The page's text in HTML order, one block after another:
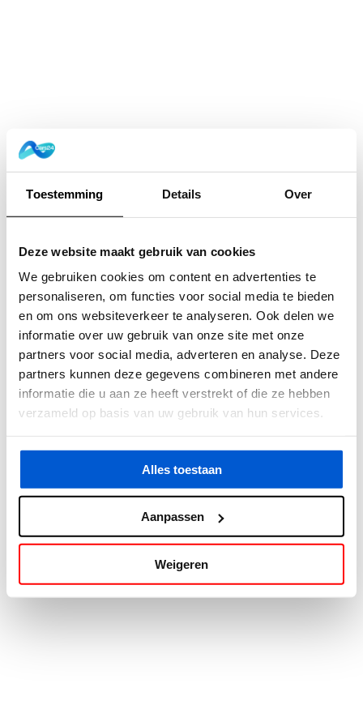
Toestemming Details Over
Deze website maakt gebruik van cookies
We gebruiken cookies om content en advertenties te
personaliseren, om functies voor social media te bieden
en om ons websiteverkeer te analyseren. Ook delen we
informatie over uw gebruik van onze site met onze
partners voor social media, adverteren en analyse. Deze
partners kunnen deze gegevens combineren met andere
informatie die u aan ze heeft verstrekt of die ze hebben
verzameld op basis van uw gebruik van hun services.
Alles toestaan
Aanpassen
Weigeren
Application error: a client-side exception has occurred while
loading www.cars24.nl(see the browser consolefor more
information).